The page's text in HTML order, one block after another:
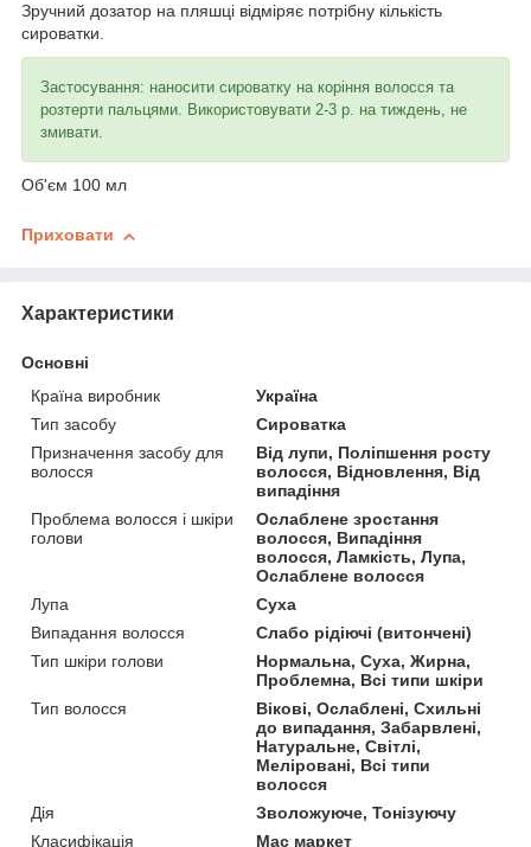
Зручний дозатор на пляшці відміряє потрібну кількість
сироватки.
Застосування: наносити сироватку на коріння волосся та
розтерти пальцями. Використовувати 2-3 р. на тиждень, не
змивати.
Об'єм 100 мл
Приховати
Характеристики
Основні
Країна виробник
Україна
Тип засобу
Сироватка
Призначення засобу для
волосся
Від лупи, Поліпшення росту
волосся, Відновлення, Від
випадіння
Проблема волосся і шкіри
голови
Ослаблене зростання
волосся, Випадіння
волосся, Ламкість, Лупа,
Ослаблене волосся
Лупа
Суха
Випадання волосся
Слабо рідіючі (витончені)
Тип шкіри голови
Нормальна, Суха, Жирна,
Проблемна, Всі типи шкіри
Тип волосся
Вікові, Ослаблені, Схильні
до випадання, Забарвлені,
Натуральне, Світлі,
Меліровані, Всі типи
волосся
Дія
Зволожуюче, Тонізуючу
Класифікація
Мас маркет